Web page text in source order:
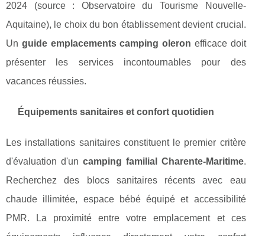
2024 (source : Observatoire du Tourisme Nouvelle-
Aquitaine), le choix du bon établissement devient crucial.
Un guide emplacements camping oleron efficace doit
présenter les services incontournables pour des
vacances réussies.
Équipements sanitaires et confort quotidien
Les installations sanitaires constituent le premier critère
d'évaluation d'un camping familial Charente-Maritime.
Recherchez des blocs sanitaires récents avec eau
chaude illimitée, espace bébé équipé et accessibilité
PMR. La proximité entre votre emplacement et ces